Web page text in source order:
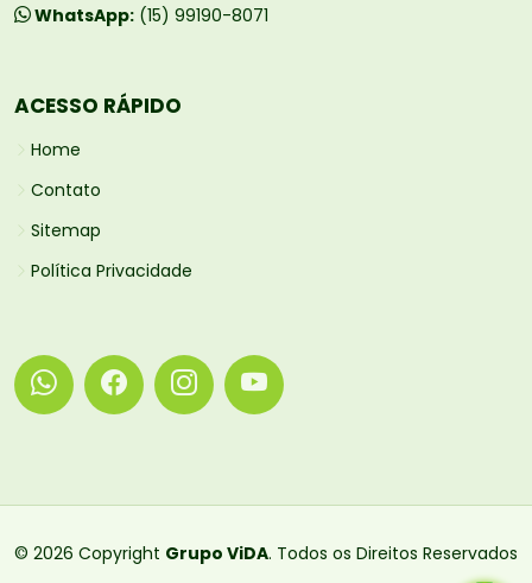
WhatsApp: (15) 99190-8071
ACESSO RÁPIDO
Home
Contato
Sitemap
Política Privacidade
© 2026 Copyright Grupo ViDA. Todos os Direitos Reservados